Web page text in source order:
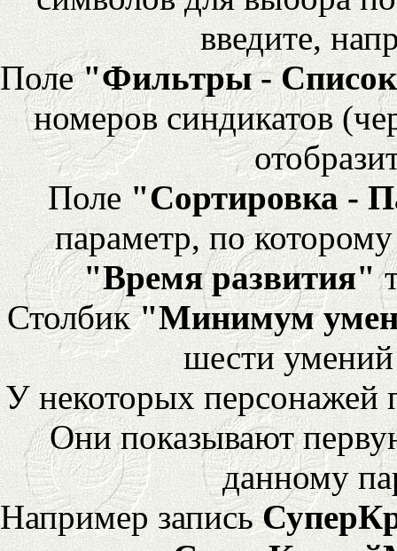
введите,
Поле"Фильтры - Список
номеров синдикатов
Поле "Сортировка -
параметр, по
"Время развития"
Столбик"Минимум
шести
У некоторых персонажей
Они показывают
данному
Например запись